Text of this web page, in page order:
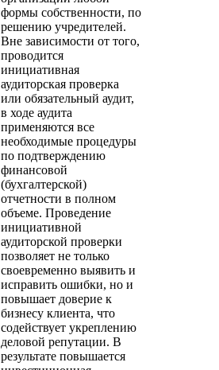
формы собственности, по
решению учредителей.
Вне зависимости от того,
проводится
инициативная
аудиторская проверка
или обязательный аудит,
в ходе аудита
применяются все
необходимые процедуры
по подтверждению
финансовой
(бухгалтерской)
отчетности в полном
объеме. Проведение
инициативной
аудиторской проверки
позволяет не только
своевременно выявить и
исправить ошибки, но и
повышает доверие к
бизнесу клиента, что
содействует укреплению
деловой репутации. В
результате повышается